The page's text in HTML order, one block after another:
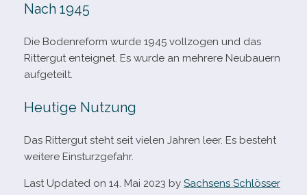
Nach 1945
Die Bodenreform wurde 1945 voll­zo­gen und das
Rittergut ent­eig­net. Es wurde an meh­rere Neubauern
aufgeteilt.
Heutige Nutzung
Das Rittergut steht seit vie­len Jahren leer. Es besteht
wei­tere Einsturzgefahr.
Last Updated on 14. Mai 2023 by Sachsens Schlösser